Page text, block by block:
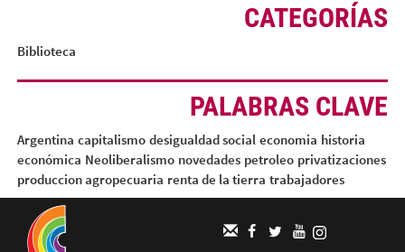
CATEGORÍAS
Biblioteca
PALABRAS CLAVE
Argentina capitalismo desigualdad social economia historia
económica Neoliberalismo novedades petroleo privatizaciones
produccion agropecuaria renta de la tierra trabajadores